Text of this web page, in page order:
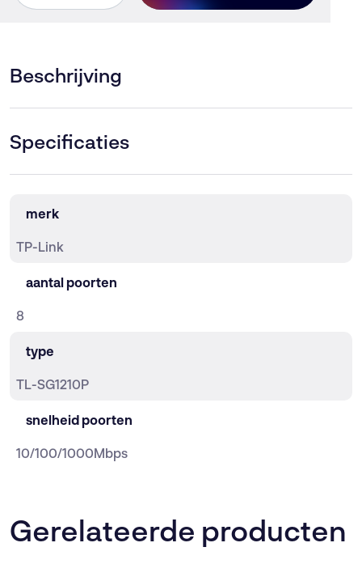
TL-
Port
PoE,
30W)
Beschrijving
Specificaties
merk
TP-Link
aantal poorten
8
type
TL-SG1210P
snelheid poorten
10/100/1000Mbps
Gerelateerde producten